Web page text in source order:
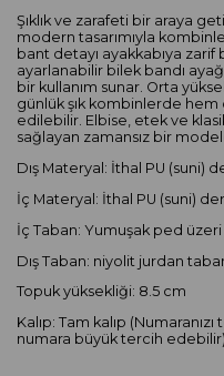
Şıklık ve zarafeti bir araya
modern tasarımıyla
bant detayı ayakkabıya zarif
ayarlanabilir bilek bandı
bir kullanım sunar. Orta
günlük şık kombinlerde
edilebilir. Elbise, etek ve
sağlayan zamansız bir
Dış Materyal: İthal PU (suni)
İç Materyal: İthal PU (suni)
İç Taban: Yumuşak ped üzeri
Dış Taban: niyolit jurdan
Topuk yüksekliği: 8.5 cm
Kalıp: Tam kalıp
numara büyük tercih edebilir)